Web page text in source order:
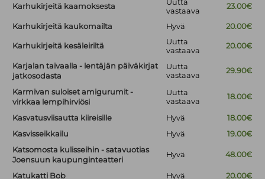
Karhukirjeitä kaamoksesta
Uutta
vastaava
23.00€
Karhukirjeitä kaukomailta Hyvä 20.00€
Karhukirjeitä kesäleiriltä
Uutta
vastaava
20.00€
Karjalan taivaalla - lentäjän päiväkirjat
jatkosodasta
Uutta
vastaava
29.90€
Karmivan suloiset amigurumit -
virkkaa lempihirviösi
Uutta
vastaava
18.00€
Kasvatusviisautta kiireisille Hyvä
18.00€
Kasvisseikkailu
Hyvä
19.00€
Katsomosta kulisseihin - satavuotias
Joensuun kaupunginteatteri
Hyvä 48.00€
Katukatti Bob Hyvä
20.00€